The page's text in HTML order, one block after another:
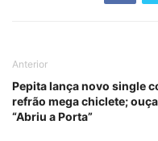
Anterior
Pepita lança novo single
refrão mega chiclete; ouça
“Abriu a Porta”